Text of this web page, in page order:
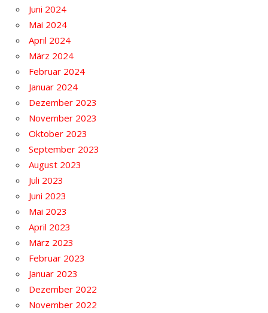
Juni 2024
Mai 2024
April 2024
März 2024
Februar 2024
Januar 2024
Dezember 2023
November 2023
Oktober 2023
September 2023
August 2023
Juli 2023
Juni 2023
Mai 2023
April 2023
März 2023
Februar 2023
Januar 2023
Dezember 2022
November 2022